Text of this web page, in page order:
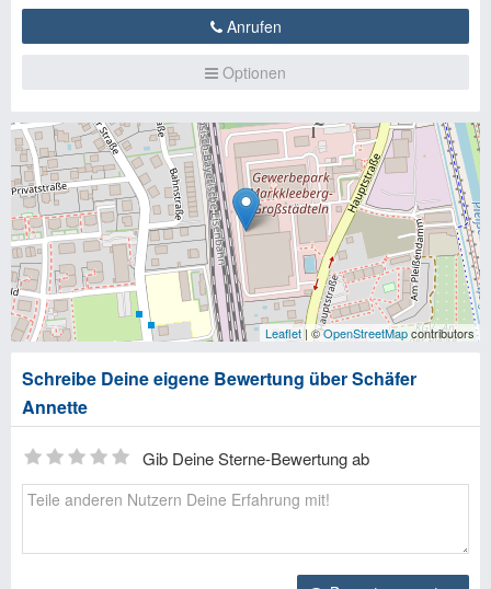
Anrufen
Optionen
Leaflet| ©OpenStreetMapcontributors
Schreibe Deine eigene Bewertung über Schäfer
Annette
Gib Deine Sterne-Bewertung ab